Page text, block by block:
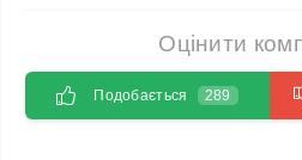
Оцінити
Подобається 289